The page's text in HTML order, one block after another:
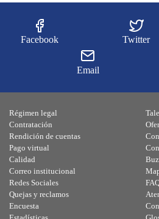
Facebook Twitter
Email
Régimen legal
Contratación
Rendición de cuentas
Pago virtual
Calidad
Correo institucional
Redes Sociales
Quejas y reclamos
Encuesta